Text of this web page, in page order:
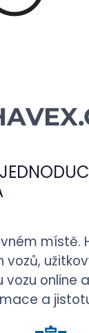
místě.
online
a